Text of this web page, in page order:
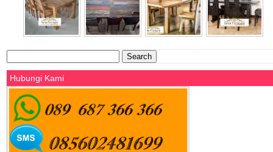
for:
Hubungi Kami